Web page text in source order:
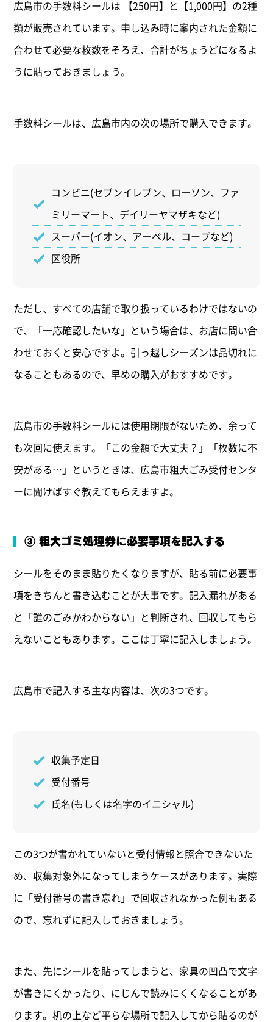
広島市の手数料シールは 【250円】と【1,000円】の2種
類が販売されています。申し込み時に案内された金額に
合わせて必要な枚数をそろえ、合計がちょうどになるよ
うに貼っておきましょう。
手数料シールは、広島市内の次の場所で購入できます。
コンビニ(セブンイレブン、ローソン、ファ
ミリーマート、デイリーヤマザキなど)
スーパー(イオン、アーベル、コープなど)
区役所
ただし、すべての店舗で取り扱っているわけではないの
で、「一応確認したいな」という場合は、お店に問い合
わせておくと安心ですよ。引っ越しシーズンは品切れに
なることもあるので、早めの購入がおすすめです。
広島市の手数料シールには使用期限がないため、余って
も次回に使えます。「この金額で大丈夫？」「枚数に不
安がある…」というときは、広島市粗大ごみ受付センタ
ーに聞けばすぐ教えてもらえますよ。
③ 粗大ゴミ処理券に必要事項を記入する
シールをそのまま貼りたくなりますが、貼る前に必要事
項をきちんと書き込むことが大事です。記入漏れがある
と「誰のごみかわからない」と判断され、回収してもら
えないこともあります。ここは丁寧に記入しましょう。
広島市で記入する主な内容は、次の3つです。
収集予定日
受付番号
氏名(もしくは名字のイニシャル)
この3つが書かれていないと受付情報と照合できないた
め、収集対象外になってしまうケースがあります。実際
に「受付番号の書き忘れ」で回収されなかった例もある
ので、忘れずに記入しておきましょう。
また、先にシールを貼ってしまうと、家具の凹凸で文字
が書きにくかったり、にじんで読みにくくなることがあ
ります。机の上など平らな場所で記入してから貼るのが